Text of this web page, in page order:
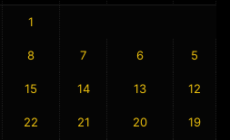
1
5
6
7
8
12
13
14
15
19
20
21
22